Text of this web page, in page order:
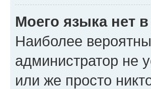
Моего языка нет
Наиболее
администратор не
или же просто